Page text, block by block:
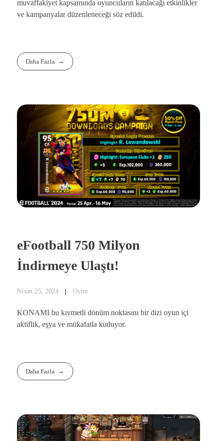
muvaffakiyet kapsamında oyuncuların katılacağı etkinlikler
ve kampanyalar düzenleneceği söz edildi.
Daha Fazla
eFootball 750 Milyon
İndirmeye Ulaştı!
Nisan 25, 2024 Oyun
KONAMI bu kıymetli dönüm noktasını bir dizi oyun içi
aktiflik, eşya ve mükafatla kutluyor.
Daha Fazla